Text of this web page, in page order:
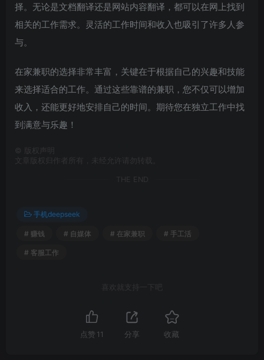
择。无论是文档翻译还是网站内容翻译，都可以在网上找到
相关的工作需求。灵活的工作时间和收入也吸引了许多人参
与。
在家兼职的选择非常丰富，关键在于根据自己的兴趣和技能
来选择适合的工作。通过这些靠谱的兼职，您不仅可以增加
收入，还能更好地安排自己的时间。期待您在独立工作中找
到满意与乐趣！
©
版权声明
文章版权归作者所有，未经允许请勿转载。
THE END
手机deepseek
# 赚钱 # 自媒体 # 在家兼职 # 手工活
# 客服工作
喜欢就支持一下吧
点赞 11 分享 收藏